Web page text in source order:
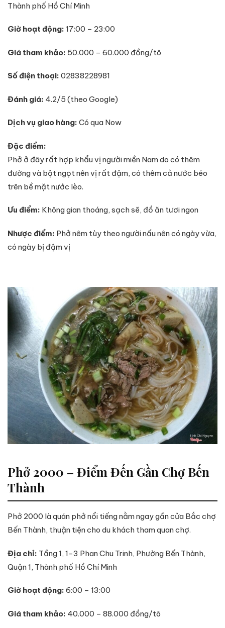
Thành phố Hồ Chí Minh
Giờ hoạt động: 17:00 – 23:00
Giá tham khảo: 50.000 – 60.000 đồng/tô
Số điện thoại: 02838228981
Đánh giá: 4.2/5 (theo Google)
Dịch vụ giao hàng: Có qua Now
Đặc điểm:
Phở ở đây rất hợp khẩu vị người miền Nam do có thêm
đường và bột ngọt nên vị rất đậm, có thêm cả nước béo
trên bề mặt nước lèo.
Ưu điểm: Không gian thoáng, sạch sẽ, đồ ăn tươi ngon
Nhược điểm: Phở nêm tùy theo người nấu nên có ngày vừa,
có ngày bị đậm vị
Phở 2000 – Điểm Đến Gần Chợ Bến
Thành
Phở 2000 là quán phở nổi tiếng nằm ngay gần cửa Bắc chợ
Bến Thành, thuận tiện cho du khách tham quan chợ.​
Địa chỉ: Tầng 1, 1-3 Phan Chu Trinh, Phường Bến Thành,
Quận 1, Thành phố Hồ Chí Minh
Giờ hoạt động: 6:00 – 13:00
Giá tham khảo: 40.000 – 88.000 đồng/tô